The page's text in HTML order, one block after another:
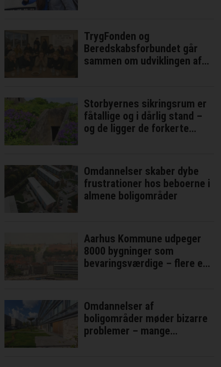
TrygFonden og
Beredskabsforbundet går
sammen om udviklingen af
Storbyernes sikringsrum er
fåtallige og i dårlig stand –
og de ligger de forkerte
Omdannelser skaber dybe
frustrationer hos beboerne i
almene boligområder
Aarhus Kommune udpeger
8000 bygninger som
bevaringsværdige – flere er
Omdannelser af
boligområder møder bizarre
problemer – mange